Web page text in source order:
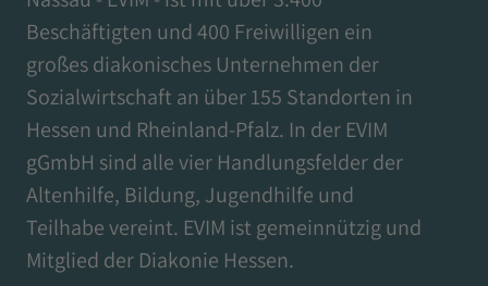
Beschäftigten und 400 Freiwilligen ein
großes diakonisches Unternehmen der
Sozialwirtschaft an über 155 Standorten in
Hessen und Rheinland-Pfalz. In der EVIM
gGmbH sind alle vier Handlungsfelder der
Altenhilfe, Bildung, Jugendhilfe und
Teilhabe vereint. EVIM ist gemeinnützig und
Mitglied der Diakonie Hessen.